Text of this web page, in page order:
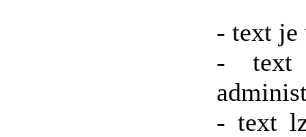
- text je
- text
- text